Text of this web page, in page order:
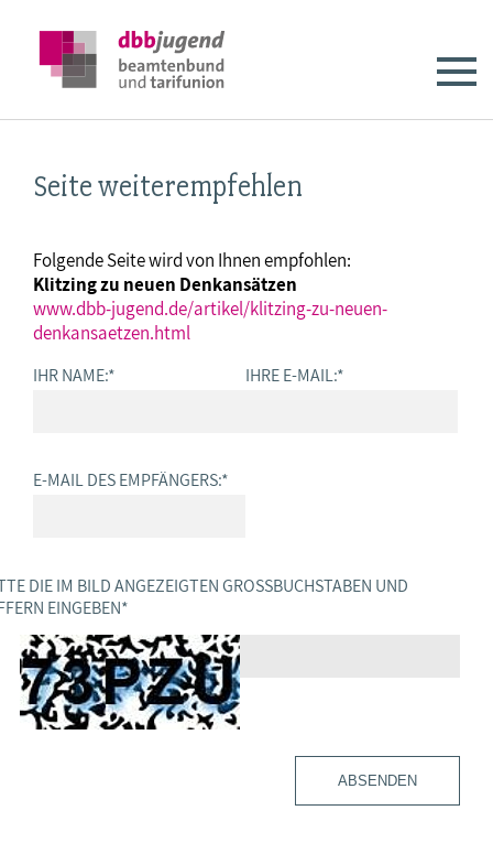
Seite weiterempfehlen
Folgende Seite wird von Ihnen empfohlen:
Klitzing zu neuen Denkansätzen
www.dbb-jugend.de/artikel/klitzing-zu-neuen-
denkansaetzen.html
IHR NAME:* IHRE E-MAIL:*
E-MAIL DES EMPFÄNGERS:*
DIE IM BILD ANGEZEIGTEN GROSSBUCHSTABEN UND Z
EINGEBEN *
ABSENDEN